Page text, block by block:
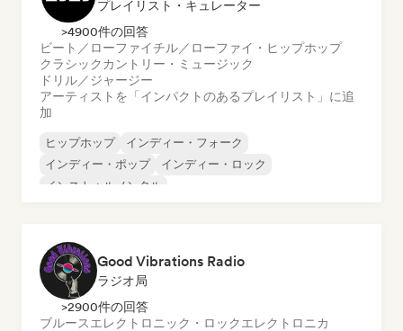
プレイリスト・キュレーター
>4900件の回答
ビート／ローファイチル／ローファイ・ヒップホップ
クラシック カントリー・ミュージック
ドリル／ジャージー
アーティストを「インパクトのあるプレイリスト」に追
加
ヒップホップ
インディー・フォーク
インディー・ポップ
インディー・ロック
インストゥルメンタル
Good Vibrations Radio
ラジオ局
>2900件の回答
ブルースエレクトロニック・ロックエレクトロニカ